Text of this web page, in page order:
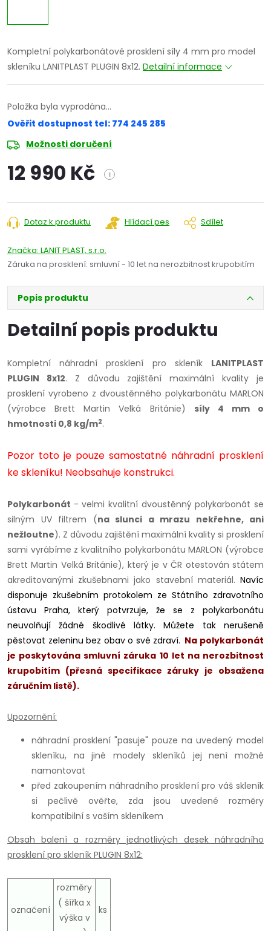
Kompletní polykarbonátové prosklení síly 4 mm pro model
skleníku LANITPLAST PLUGIN 8x12. Detailní informace
Položka byla vyprodána…
Ověřit dostupnost tel: 774 245 285
Možnosti doručení
12 990 Kč i
cena:
Dotaz k produktu Hlídací pes Sdílet
Značka: LANIT PLAST, s.r.o.
Záruka na prosklení: smluvní - 10 let na nerozbitnost krupobitím
Popis produktu
Detailní popis produktu
Kompletní náhradní prosklení pro skleník LANITPLAST
PLUGIN 8x12. Z důvodu zajištění maximální kvality je
prosklení vyrobeno z dvoustěnného polykarbonátu MARLON
(výrobce Brett Martin Velká Británie) síly 4 mm o
hmotnosti 0,8 kg/m2.
Pozor toto je pouze samostatné náhradní prosklení
ke skleníku! Neobsahuje konstrukci.
Polykarbonát - velmi kvalitní dvoustěnný polykarbonát se
silným UV filtrem (na slunci a mrazu nekřehne, ani
nežloutne). Z důvodu zajištění maximální kvality si prosklení
sami vyrábíme z kvalitního polykarbonátu MARLON (výrobce
Brett Martin Velká Británie), který je v ČR otestován státem
akreditovanými zkušebnami jako stavební materiál. Navíc
disponuje zkušebním protokolem ze Státního zdravotního
ústavu Praha, který potvrzuje, že se z polykarbonátu
neuvolňují žádné škodlivé látky. Můžete tak nerušeně
pěstovat zeleninu bez obav o své zdraví. Na polykarbonát
je poskytována smluvní záruka 10 let na nerozbitnost
krupobitím (přesná specifikace záruky je obsažena
záručním listě).
Upozornění:
náhradní prosklení "pasuje" pouze na uvedený model
skleníku, na jiné modely skleníků jej není možné
namontovat
před zakoupením náhradního prosklení pro váš skleník
si pečlivě ověřte, zda jsou uvedené rozměry
kompatibilní s vaším skleníkem
Obsah balení a rozměry jednotlivých desek náhradního
prosklení pro skleník PLUGIN 8x12:
označení
rozměry
( šířka x
výška v
ks